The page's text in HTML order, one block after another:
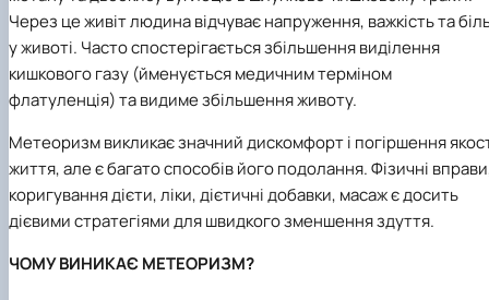
Через це живіт людина відчуває напруження, важкість та
у животі. Часто спостерігається збільшення виділення
кишкового газу (йменується медичним терміном
флатуленція) та видиме збільшення животу.
Метеоризм викликає значний дискомфорт і погіршення
життя, але є багато способів його подолання. Фізичні
коригування дієти, ліки, дієтичні добавки, масаж є досить
дієвими стратегіями для швидкого зменшення здуття.
ЧОМУ ВИНИКАЄ МЕТЕОРИЗМ?